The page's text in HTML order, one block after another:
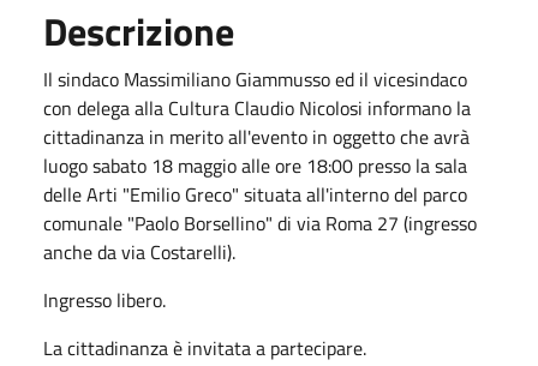
Descrizione
Il sindaco Massimiliano Giammusso ed il vicesindaco
con delega alla Cultura Claudio Nicolosi informano la
cittadinanza in merito all'evento in oggetto che avrà
luogo sabato 18 maggio alle ore 18:00 presso la sala
delle Arti "Emilio Greco" situata all'interno del parco
comunale "Paolo Borsellino" di via Roma 27 (ingresso
anche da via Costarelli).
Ingresso libero.
La cittadinanza è invitata a partecipare.